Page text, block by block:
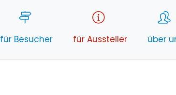
für Besucher für Aussteller über